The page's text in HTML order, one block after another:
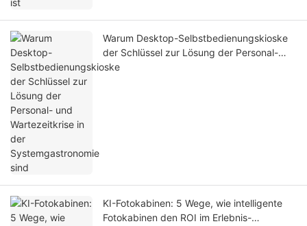
Warum Desktop-Selbstbedienungskioske
der Schlüssel zur Lösung der Personal-
und Wartezeitkrise in der
KI-Fotokabinen: 5 Wege, wie intelligente
Fotokabinen den ROI im Erlebnis-